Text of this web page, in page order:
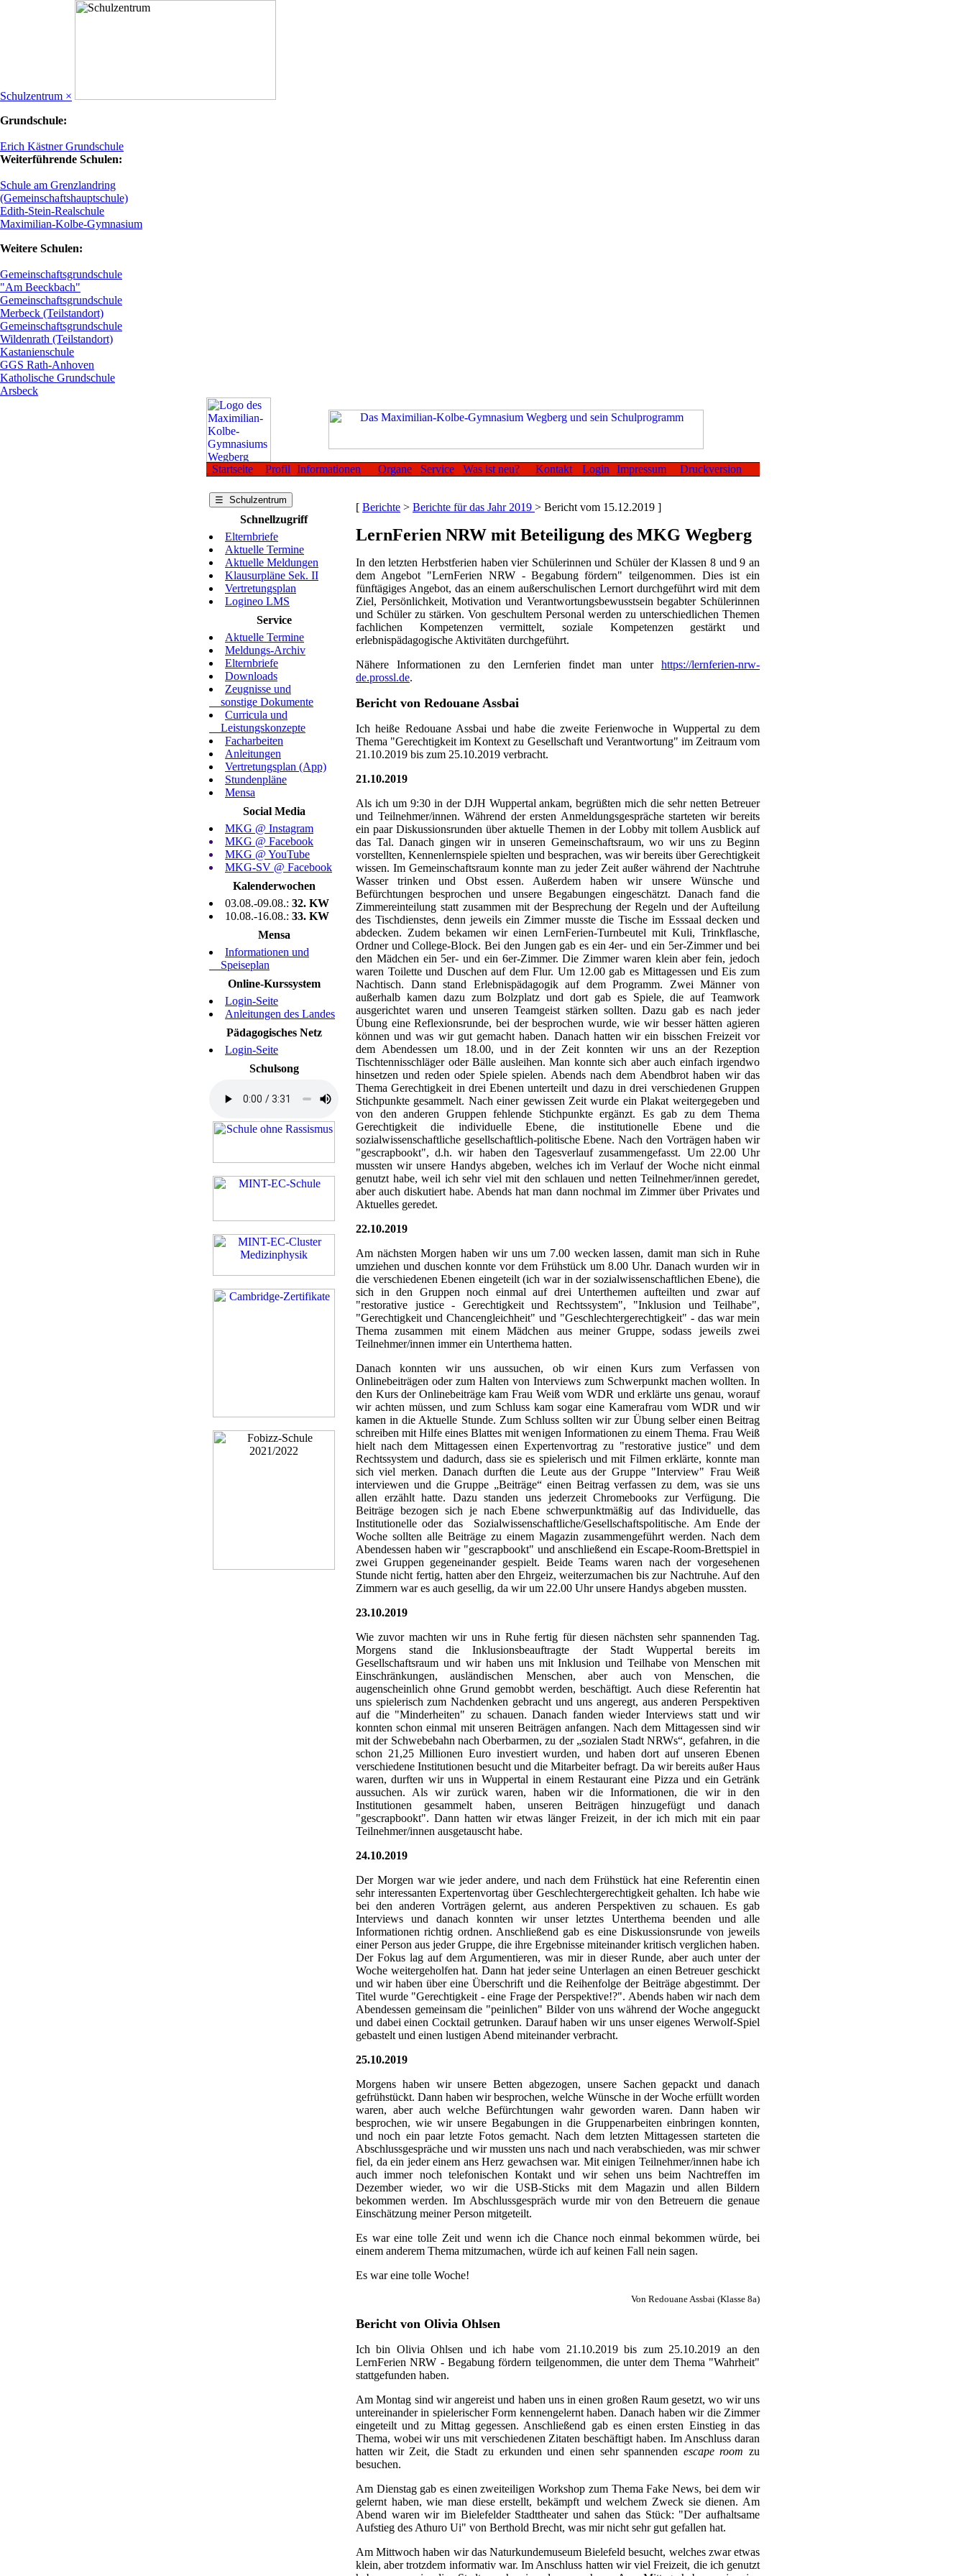
Schulzentrum ×
Grundschule:
Erich Kästner Grundschule
Weiterführende Schulen:
Schule am Grenzlandring
(Gemeinschaftshauptschule)
Edith-Stein-Realschule
Maximilian-Kolbe-Gymnasium
Weitere Schulen:
Gemeinschaftsgrundschule
"Am Beeckbach"
Gemeinschaftsgrundschule
Merbeck (Teilstandort)
Gemeinschaftsgrundschule
Wildenrath (Teilstandort)
Kastanienschule
GGS Rath-Anhoven
Katholische Grundschule
Arsbeck
Startseite Profil Informationen Organe Service Was ist neu? Kontakt Login Impressum Druckversion
☰ Schulzentrum
Schnellzugriff
Elternbriefe
Aktuelle Termine
Aktuelle Meldungen
Klausurpläne Sek. II
Vertretungsplan
Logineo LMS
Service
Aktuelle Termine
Meldungs-Archiv
Elternbriefe
Downloads
Zeugnisse und
sonstige Dokumente
Curricula und
Leistungskonzepte
Facharbeiten
Anleitungen
Vertretungsplan (App)
Stundenpläne
Mensa
Social Media
MKG @ Instagram
MKG @ Facebook
MKG @ YouTube
MKG-SV @ Facebook
Kalenderwochen
03.08.-09.08.: 32. KW
10.08.-16.08.: 33. KW
Mensa
Informationen und
Speiseplan
Online-Kurssystem
Login-Seite
Anleitungen des Landes
Pädagogisches Netz
Login-Seite
Schulsong
[ Berichte > Berichte für das Jahr 2019 > Bericht vom 15.12.2019 ]
LernFerien NRW mit Beteiligung des MKG Wegberg
In den letzten Herbstferien haben vier Schülerinnen und Schüler der Klassen 8 und 9 an
dem Angebot "LernFerien NRW - Begabung fördern" teilgenommen. Dies ist ein
fünftägiges Angebot, das an einem außerschulischen Lernort durchgeführt wird mit dem
Ziel, Persönlichkeit, Motivation und Verantwortungsbewusstsein begabter Schülerinnen
und Schüler zu stärken. Von geschultem Personal werden zu unterschiedlichen Themen
fachlichen Kompetenzen vermittelt, soziale Kompetenzen gestärkt und
erlebnispädagogische Aktivitäten durchgeführt.
Nähere Informationen zu den Lernferien findet man unter https://lernferien-nrw-
de.prossl.de.
Bericht von Redouane Assbai
Ich heiße Redouane Assbai und habe die zweite Ferienwoche in Wuppertal zu dem
Thema "Gerechtigkeit im Kontext zu Gesellschaft und Verantwortung" im Zeitraum vom
21.10.2019 bis zum 25.10.2019 verbracht.
21.10.2019
Als ich um 9:30 in der DJH Wuppertal ankam, begrüßten mich die sehr netten Betreuer
und Teilnehmer/innen. Während der ersten Anmeldungsgespräche starteten wir bereits
ein paar Diskussionsrunden über aktuelle Themen in der Lobby mit tollem Ausblick auf
das Tal. Danach gingen wir in unseren Gemeinschaftsraum, wo wir uns zu Beginn
vorstellten, Kennenlernspiele spielten und besprachen, was wir bereits über Gerechtigkeit
wissen. Im Gemeinschaftsraum konnte man zu jeder Zeit außer während der Nachtruhe
Wasser trinken und Obst essen. Außerdem haben wir unsere Wünsche und
Befürchtungen besprochen und unsere Begabungen eingeschätzt. Danach fand die
Zimmereinteilung statt zusammen mit der Besprechung der Regeln und der Aufteilung
des Tischdienstes, denn jeweils ein Zimmer musste die Tische im Esssaal decken und
abdecken. Zudem bekamen wir einen LernFerien-Turnbeutel mit Kuli, Trinkflasche,
Ordner und College-Block. Bei den Jungen gab es ein 4er- und ein 5er-Zimmer und bei
den Mädchen ein 5er- und ein 6er-Zimmer. Die Zimmer waren klein aber fein, jedoch
waren Toilette und Duschen auf dem Flur. Um 12.00 gab es Mittagessen und Eis zum
Nachtisch. Dann stand Erlebnispädagogik auf dem Programm. Zwei Männer von
außerhalb kamen dazu zum Bolzplatz und dort gab es Spiele, die auf Teamwork
ausgerichtet waren und unseren Teamgeist stärken sollten. Dazu gab es nach jeder
Übung eine Reflexionsrunde, bei der besprochen wurde, wie wir besser hätten agieren
können und was wir gut gemacht haben. Danach hatten wir ein bisschen Freizeit vor
dem Abendessen um 18.00, und in der Zeit konnten wir uns an der Rezeption
Tischtennisschläger oder Bälle ausleihen. Man konnte sich aber auch einfach irgendwo
hinsetzen und reden oder Spiele spielen. Abends nach dem Abendbrot haben wir das
Thema Gerechtigkeit in drei Ebenen unterteilt und dazu in drei verschiedenen Gruppen
Stichpunkte gesammelt. Nach einer gewissen Zeit wurde ein Plakat weitergegeben und
von den anderen Gruppen fehlende Stichpunkte ergänzt. Es gab zu dem Thema
Gerechtigkeit die individuelle Ebene, die institutionelle Ebene und die
sozialwissenschaftliche gesellschaftlich-politische Ebene. Nach den Vorträgen haben wir
"gescrapbookt", d.h. wir haben den Tagesverlauf zusammengefasst. Um 22.00 Uhr
mussten wir unsere Handys abgeben, welches ich im Verlauf der Woche nicht einmal
genutzt habe, weil ich sehr viel mit den schlauen und netten Teilnehmer/innen geredet,
aber auch diskutiert habe. Abends hat man dann nochmal im Zimmer über Privates und
Aktuelles geredet.
22.10.2019
Am nächsten Morgen haben wir uns um 7.00 wecken lassen, damit man sich in Ruhe
umziehen und duschen konnte vor dem Frühstück um 8.00 Uhr. Danach wurden wir in
die verschiedenen Ebenen eingeteilt (ich war in der sozialwissenschaftlichen Ebene), die
sich in den Gruppen noch einmal auf drei Unterthemen aufteilten und zwar auf
"restorative justice - Gerechtigkeit und Rechtssystem", "Inklusion und Teilhabe",
"Gerechtigkeit und Chancengleichheit" und "Geschlechtergerechtigkeit" - das war mein
Thema zusammen mit einem Mädchen aus meiner Gruppe, sodass jeweils zwei
Teilnehmer/innen immer ein Unterthema hatten.
Danach konnten wir uns aussuchen, ob wir einen Kurs zum Verfassen von
Onlinebeiträgen oder zum Halten von Interviews zum Schwerpunkt machen wollten. In
den Kurs der Onlinebeiträge kam Frau Weiß vom WDR und erklärte uns genau, worauf
wir achten müssen, und zum Schluss kam sogar eine Kamerafrau vom WDR und wir
kamen in die Aktuelle Stunde. Zum Schluss sollten wir zur Übung selber einen Beitrag
schreiben mit Hilfe eines Blattes mit wenigen Informationen zu einem Thema. Frau Weiß
hielt nach dem Mittagessen einen Expertenvortrag zu "restorative justice" und dem
Rechtssystem und dadurch, dass sie es spielerisch und mit Filmen erklärte, konnte man
sich viel merken. Danach durften die Leute aus der Gruppe "Interview" Frau Weiß
interviewen und die Gruppe „Beiträge“ einen Beitrag verfassen zu dem, was sie uns
allen erzählt hatte. Dazu standen uns jederzeit Chromebooks zur Verfügung. Die
Beiträge bezogen sich je nach Ebene schwerpunktmäßig auf das Individuelle, das
Institutionelle oder das Sozialwissenschaftliche/Gesellschaftspolitische. Am Ende der
Woche sollten alle Beiträge zu einem Magazin zusammengeführt werden. Nach dem
Abendessen haben wir "gescrapbookt" und anschließend ein Escape-Room-Brettspiel in
zwei Gruppen gegeneinander gespielt. Beide Teams waren nach der vorgesehenen
Stunde nicht fertig, hatten aber den Ehrgeiz, weiterzumachen bis zur Nachtruhe. Auf den
Zimmern war es auch gesellig, da wir um 22.00 Uhr unsere Handys abgeben mussten.
23.10.2019
Wie zuvor machten wir uns in Ruhe fertig für diesen nächsten sehr spannenden Tag.
Morgens stand die Inklusionsbeauftragte der Stadt Wuppertal bereits im
Gesellschaftsraum und wir haben uns mit Inklusion und Teilhabe von Menschen mit
Einschränkungen, ausländischen Menschen, aber auch von Menschen, die
augenscheinlich ohne Grund gemobbt werden, beschäftigt. Auch diese Referentin hat
uns spielerisch zum Nachdenken gebracht und uns angeregt, aus anderen Perspektiven
auf die "Minderheiten" zu schauen. Danach fanden wieder Interviews statt und wir
konnten schon einmal mit unseren Beiträgen anfangen. Nach dem Mittagessen sind wir
mit der Schwebebahn nach Oberbarmen, zu der „sozialen Stadt NRWs“, gefahren, in die
schon 21,25 Millionen Euro investiert wurden, und haben dort auf unseren Ebenen
verschiedene Institutionen besucht und die Mitarbeiter befragt. Da wir bereits außer Haus
waren, durften wir uns in Wuppertal in einem Restaurant eine Pizza und ein Getränk
aussuchen. Als wir zurück waren, haben wir die Informationen, die wir in den
Institutionen gesammelt haben, unseren Beiträgen hinzugefügt und danach
"gescrapbookt". Dann hatten wir etwas länger Freizeit, in der ich mich mit ein paar
Teilnehmer/innen ausgetauscht habe.
24.10.2019
Der Morgen war wie jeder andere, und nach dem Frühstück hat eine Referentin einen
sehr interessanten Expertenvortag über Geschlechtergerechtigkeit gehalten. Ich habe wie
bei den anderen Vorträgen gelernt, aus anderen Perspektiven zu schauen. Es gab
Interviews und danach konnten wir unser letztes Unterthema beenden und alle
Informationen richtig ordnen. Anschließend gab es eine Diskussionsrunde von jeweils
einer Person aus jeder Gruppe, die ihre Ergebnisse miteinander kritisch verglichen haben.
Der Fokus lag auf dem Argumentieren, was mir in dieser Runde, aber auch unter der
Woche weitergeholfen hat. Dann hat jeder seine Unterlagen an einen Betreuer geschickt
und wir haben über eine Überschrift und die Reihenfolge der Beiträge abgestimmt. Der
Titel wurde "Gerechtigkeit - eine Frage der Perspektive!?". Abends haben wir nach dem
Abendessen gemeinsam die "peinlichen" Bilder von uns während der Woche angeguckt
und dabei einen Cocktail getrunken. Darauf haben wir uns unser eigenes Werwolf-Spiel
gebastelt und einen lustigen Abend miteinander verbracht.
25.10.2019
Morgens haben wir unsere Betten abgezogen, unsere Sachen gepackt und danach
gefrühstückt. Dann haben wir besprochen, welche Wünsche in der Woche erfüllt worden
waren, aber auch welche Befürchtungen wahr geworden waren. Dann haben wir
besprochen, wie wir unsere Begabungen in die Gruppenarbeiten einbringen konnten,
und noch ein paar letzte Fotos gemacht. Nach dem letzten Mittagessen starteten die
Abschlussgespräche und wir mussten uns nach und nach verabschieden, was mir schwer
fiel, da ein jeder einem ans Herz gewachsen war. Mit einigen Teilnehmer/innen habe ich
auch immer noch telefonischen Kontakt und wir sehen uns beim Nachtreffen im
Dezember wieder, wo wir die USB-Sticks mit dem Magazin und allen Bildern
bekommen werden. Im Abschlussgespräch wurde mir von den Betreuern die genaue
Einschätzung meiner Person mitgeteilt.
Es war eine tolle Zeit und wenn ich die Chance noch einmal bekommen würde, bei
einem anderem Thema mitzumachen, würde ich auf keinen Fall nein sagen.
Es war eine tolle Woche!
Von Redouane Assbai (Klasse 8a)
Bericht von Olivia Ohlsen
Ich bin Olivia Ohlsen und ich habe vom 21.10.2019 bis zum 25.10.2019 an den
LernFerien NRW - Begabung fördern teilgenommen, die unter dem Thema "Wahrheit"
stattgefunden haben.
Am Montag sind wir angereist und haben uns in einen großen Raum gesetzt, wo wir uns
untereinander in spielerischer Form kennengelernt haben. Danach haben wir die Zimmer
eingeteilt und zu Mittag gegessen. Anschließend gab es einen ersten Einstieg in das
Thema, wobei wir uns mit verschiedenen Zitaten beschäftigt haben. Im Anschluss daran
hatten wir Zeit, die Stadt zu erkunden und einen sehr spannenden escape room zu
besuchen.
Am Dienstag gab es einen zweiteiligen Workshop zum Thema Fake News, bei dem wir
gelernt haben, wie man diese erstellt, bekämpft und welchem Zweck sie dienen. Am
Abend waren wir im Bielefelder Stadttheater und sahen das Stück: "Der aufhaltsame
Aufstieg des Athuro Ui" von Berthold Brecht, was mir nicht sehr gut gefallen hat.
Am Mittwoch haben wir das Naturkundemuseum Bielefeld besucht, welches zwar etwas
klein, aber trotzdem informativ war. Im Anschluss hatten wir viel Freizeit, die ich genutzt